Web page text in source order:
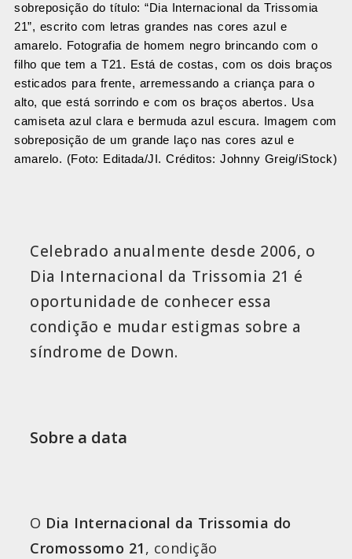
sobreposição do título: “Dia Internacional da Trissomia
21”, escrito com letras grandes nas cores azul e
amarelo. Fotografia de homem negro brincando com o
filho que tem a T21. Está de costas, com os dois braços
esticados para frente, arremessando a criança para o
alto, que está sorrindo e com os braços abertos. Usa
camiseta azul clara e bermuda azul escura. Imagem com
sobreposição de um grande laço nas cores azul e
amarelo. (Foto: Editada/JI. Créditos: Johnny Greig/iStock)
Celebrado anualmente desde 2006, o
Dia Internacional da Trissomia 21 é
oportunidade de conhecer essa
condição e mudar estigmas sobre a
síndrome de Down.
Sobre a data
O Dia Internacional da Trissomia do
Cromossomo 21, condição